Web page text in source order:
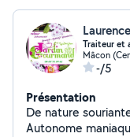
Traiteur et
Mâcon
-/5
Présentation
De nature souriante Ayant le sens des
Autonome